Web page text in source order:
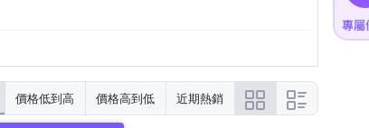
價格低到高 價格高到低 近期熱銷